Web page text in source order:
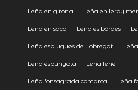
Leña en girona Leña en leroy
Leña en saco Leña es bòrdes
Leña esplugues de llobregat
Leña espunyola Leña fene
Leña fonsagrada comarca Leña